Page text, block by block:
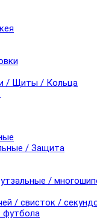
/ Щиты / Кольца
/ Защита
/
/ свисток /
футбола